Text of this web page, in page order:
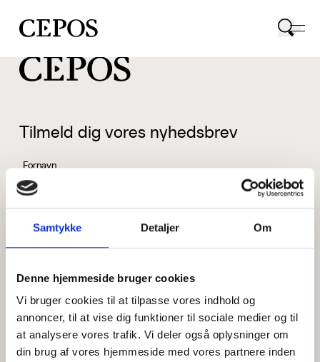
Samtykke Detaljer Om
Denne hjemmeside bruger cookies
Vi bruger cookies til at tilpasse vores indhold og
annoncer, til at vise dig funktioner til sociale medier og til
at analysere vores trafik. Vi deler også oplysninger om
din brug af vores hjemmeside med vores partnere inden
CEPOS logo
Tilmeld dig vores nyhedsbrev
Fornavn
Efternavn